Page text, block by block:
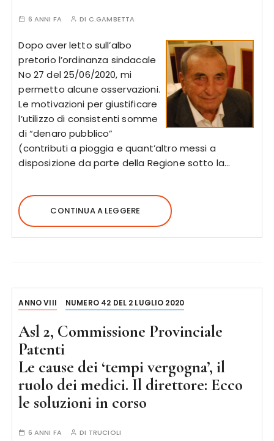
6 ANNI FA DI C.GAMBETTA
Dopo aver letto sull’albo
pretorio l’ordinanza sindacale
No 27 del 25/06/2020, mi
permetto alcune osservazioni.
Le motivazioni per giustificare
l’utilizzo di consistenti somme
di “denaro pubblico”
(contributi a pioggia e quant’altro messi a
disposizione da parte della Regione sotto la…
CONTINUA A LEGGERE
ANNO VIII NUMERO 42 DEL 2 LUGLIO 2020
Asl 2, Commissione Provinciale
Patenti
Le cause dei ‘tempi vergogna’, il
ruolo dei medici. Il direttore: Ecco
le soluzioni in corso
6 ANNI FA DI TRUCIOLI